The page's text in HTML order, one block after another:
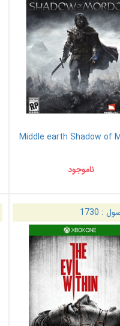
Middle earth Shadow of
ناموجود
:
1730